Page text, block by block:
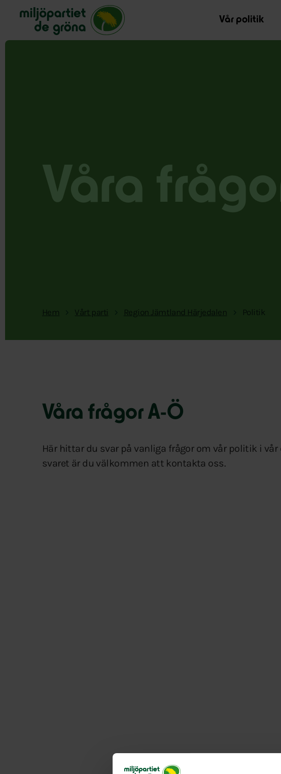
Miljöpartiet de gröna, startsida
Vår politik
Våra
Hem Vårt parti Region Jämtland Härjedalen Politik
Våra frågor A-Ö
Här hittar du svar på vanliga frågor om vår politik i
svaret är du välkommen att kontakta oss.